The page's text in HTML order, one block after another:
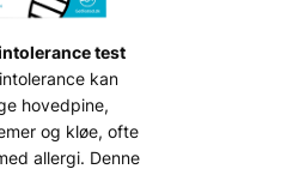
test
kan
hovedpine,
og kløe, ofte
allergi. Denne